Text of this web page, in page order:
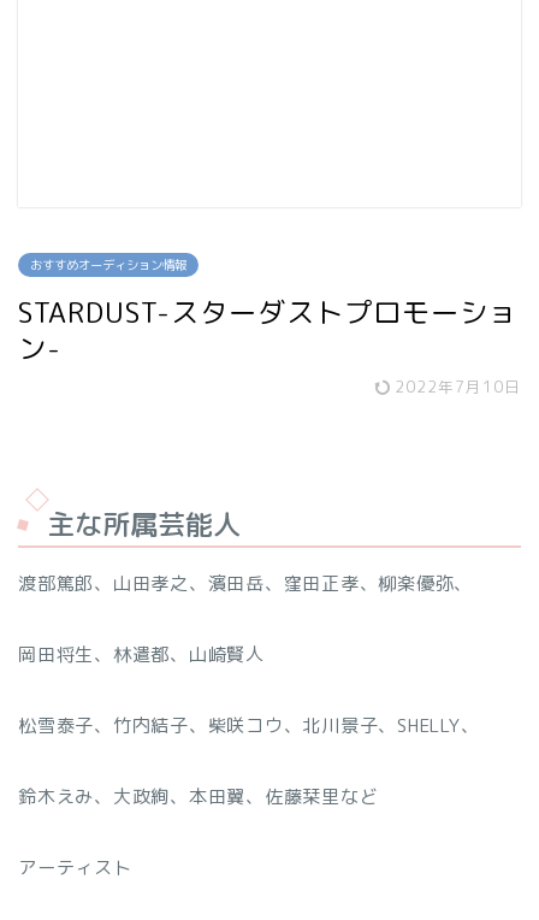
おすすめオーディション情報
STARDUST-スターダストプロモーショ
ン-
2022年7月10日
主な所属芸能人
渡部篤郎、山田孝之、濱田岳、窪田正孝、柳楽優弥、
岡田将生、林遣都、山崎賢人
松雪泰子、竹内結子、柴咲コウ、北川景子、SHELLY、
鈴木えみ、大政絢、本田翼、佐藤栞里など
アーティスト